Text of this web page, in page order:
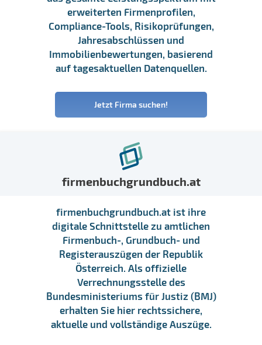
erweiterten Firmenprofilen,
Compliance-Tools, Risikoprüfungen,
Jahresabschlüssen und
Immobilienbewertungen, basierend
auf tagesaktuellen Datenquellen.
Jetzt Firma suchen!
firmenbuchgrundbuch.at
firmenbuchgrundbuch.at ist ihre
digitale Schnittstelle zu amtlichen
Firmenbuch-, Grundbuch- und
Registerauszügen der Republik
Österreich. Als offizielle
Verrechnungsstelle des
Bundesministeriums für Justiz (BMJ)
erhalten Sie hier rechtssichere,
aktuelle und vollständige Auszüge.